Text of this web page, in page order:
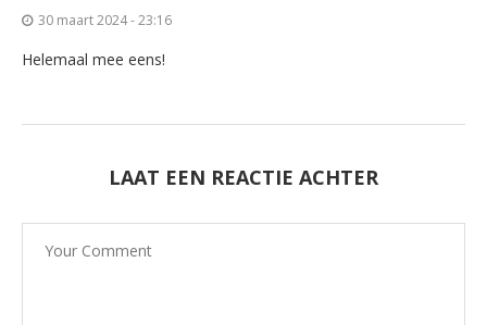
30 maart 2024 - 23:16
Helemaal mee eens!
LAAT EEN REACTIE ACHTER